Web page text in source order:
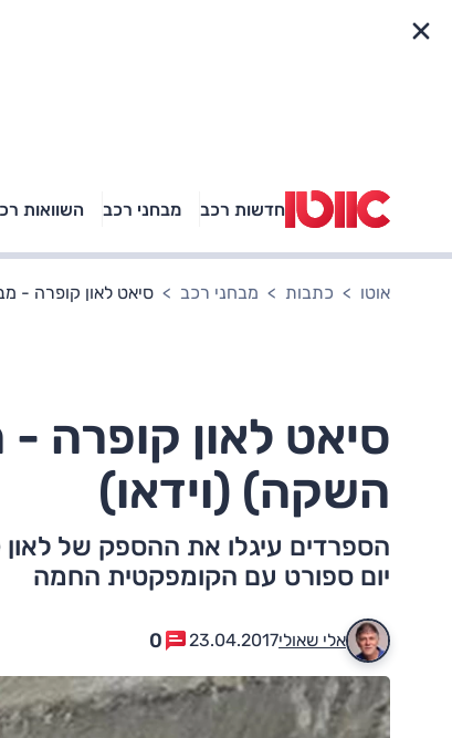
חדשות רכב מבחני רכב השוואות
באיזה רכב פנאי נוסעת
אוטו כתבות מבחני רכב סיאט לאון קופרה - מבחן דרכים
השקה) (וידאו)
יום ספורט עם הקומפקטית החמה
אלי שאולי23.04.2017
0